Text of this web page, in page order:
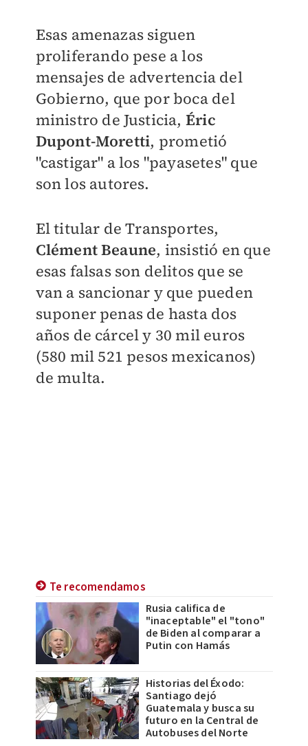
Esas amenazas siguen
proliferando pese a los
mensajes de advertencia del
Gobierno, que por boca del
ministro de Justicia, Éric
Dupont-Moretti, prometió
"castigar" a los "payasetes" que
son los autores.
El titular de Transportes,
Clément Beaune, insistió en que
esas falsas son delitos que se
van a sancionar y que pueden
suponer penas de hasta dos
años de cárcel y 30 mil euros
(580 mil 521 pesos mexicanos)
de multa.
Te recomendamos
Rusia califica de
"inaceptable" el "tono"
de Biden al comparar a
Putin con Hamás
Historias del Éxodo:
Santiago dejó
Guatemala y busca su
futuro en la Central de
Autobuses del Norte